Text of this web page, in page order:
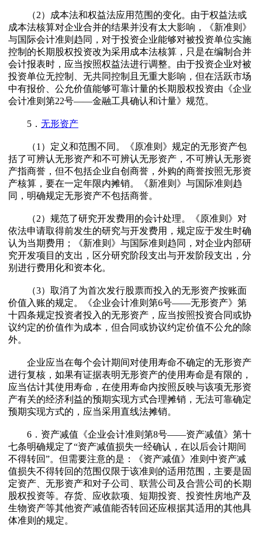
（2）成本法和权益法应用范围的变化。由于权益法或
成本法核算对企业合并的结果并没有太大影响，《新准则》
与国际会计准则趋同，对于投资企业能够对被投资单位实施
控制的长期股权投资改为采用成本法核算，只是在编制合并
会计报表时，应当按照权益法进行调整。由于投资企业对被
投资单位无控制、无共同控制且无重大影响，但在活跃市场
中有报价、公允价值能够可靠计量的长期股权投资由《企业
会计准则第22号——金融工具确认和计量》规范。
5． 无形资产
（1）定义和范围不同。《原准则》规定的无形资产包
括了可辨认无形资产和不可辨认无形资产，不可辨认无形资
产指商誉，但不包括企业自创商誉，外购的商誉按照无形资
产核算，要在一定年限内摊销。《新准则》与国际准则趋
同，明确规定无形资产不包括商誉。
（2）规范了研究开发费用的会计处理。《原准则》对
依法申请取得前发生的研究与开发费用，规定应于发生时确
认为当期费用；《新准则》与国际准则趋同，对企业内部研
究开发项目的支出，区分研究阶段支出与开发阶段支出，分
别进行费用化和资本化。
（3）取消了为首次发行股票而投入的无形资产按账面
价值入账的规定。《企业会计准则第6号——无形资产》第
十四条规定投资者投入的无形资产，应当按照投资合同或协
议约定的价值作为成本，但合同或协议约定价值不公允的除
外。
企业应当在每个会计期间对使用寿命不确定的无形资产
进行复核，如果有证据表明无形资产的使用寿命是有限的，
应当估计其使用寿命，在使用寿命内按照反映与该项无形资
产有关的经济利益的预期实现方式合理摊销，无法可靠确定
预期实现方式的，应当采用直线法摊销。
6．资产减值《企业会计准则第8号——资产减值》第十
七条明确规定了“资产减值损失一经确认，在以后会计期间
不得转回”。但需要注意的是：《资产减值》准则中资产减
值损失不得转回的范围仅限于该准则的适用范围，主要是固
定资产、无形资产和对子公司、联营公司及合营公司的长期
股权投资等。存货、应收款项、短期投资、投资性房地产及
生物资产等其他资产减值能否转回还应根据其适用的其他具
体准则的规定。